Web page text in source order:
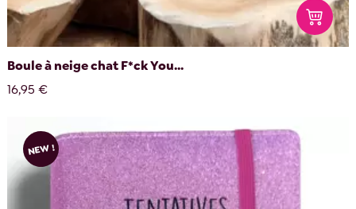
Boule à neige chat F*ck You...
16,95 €
NEW !